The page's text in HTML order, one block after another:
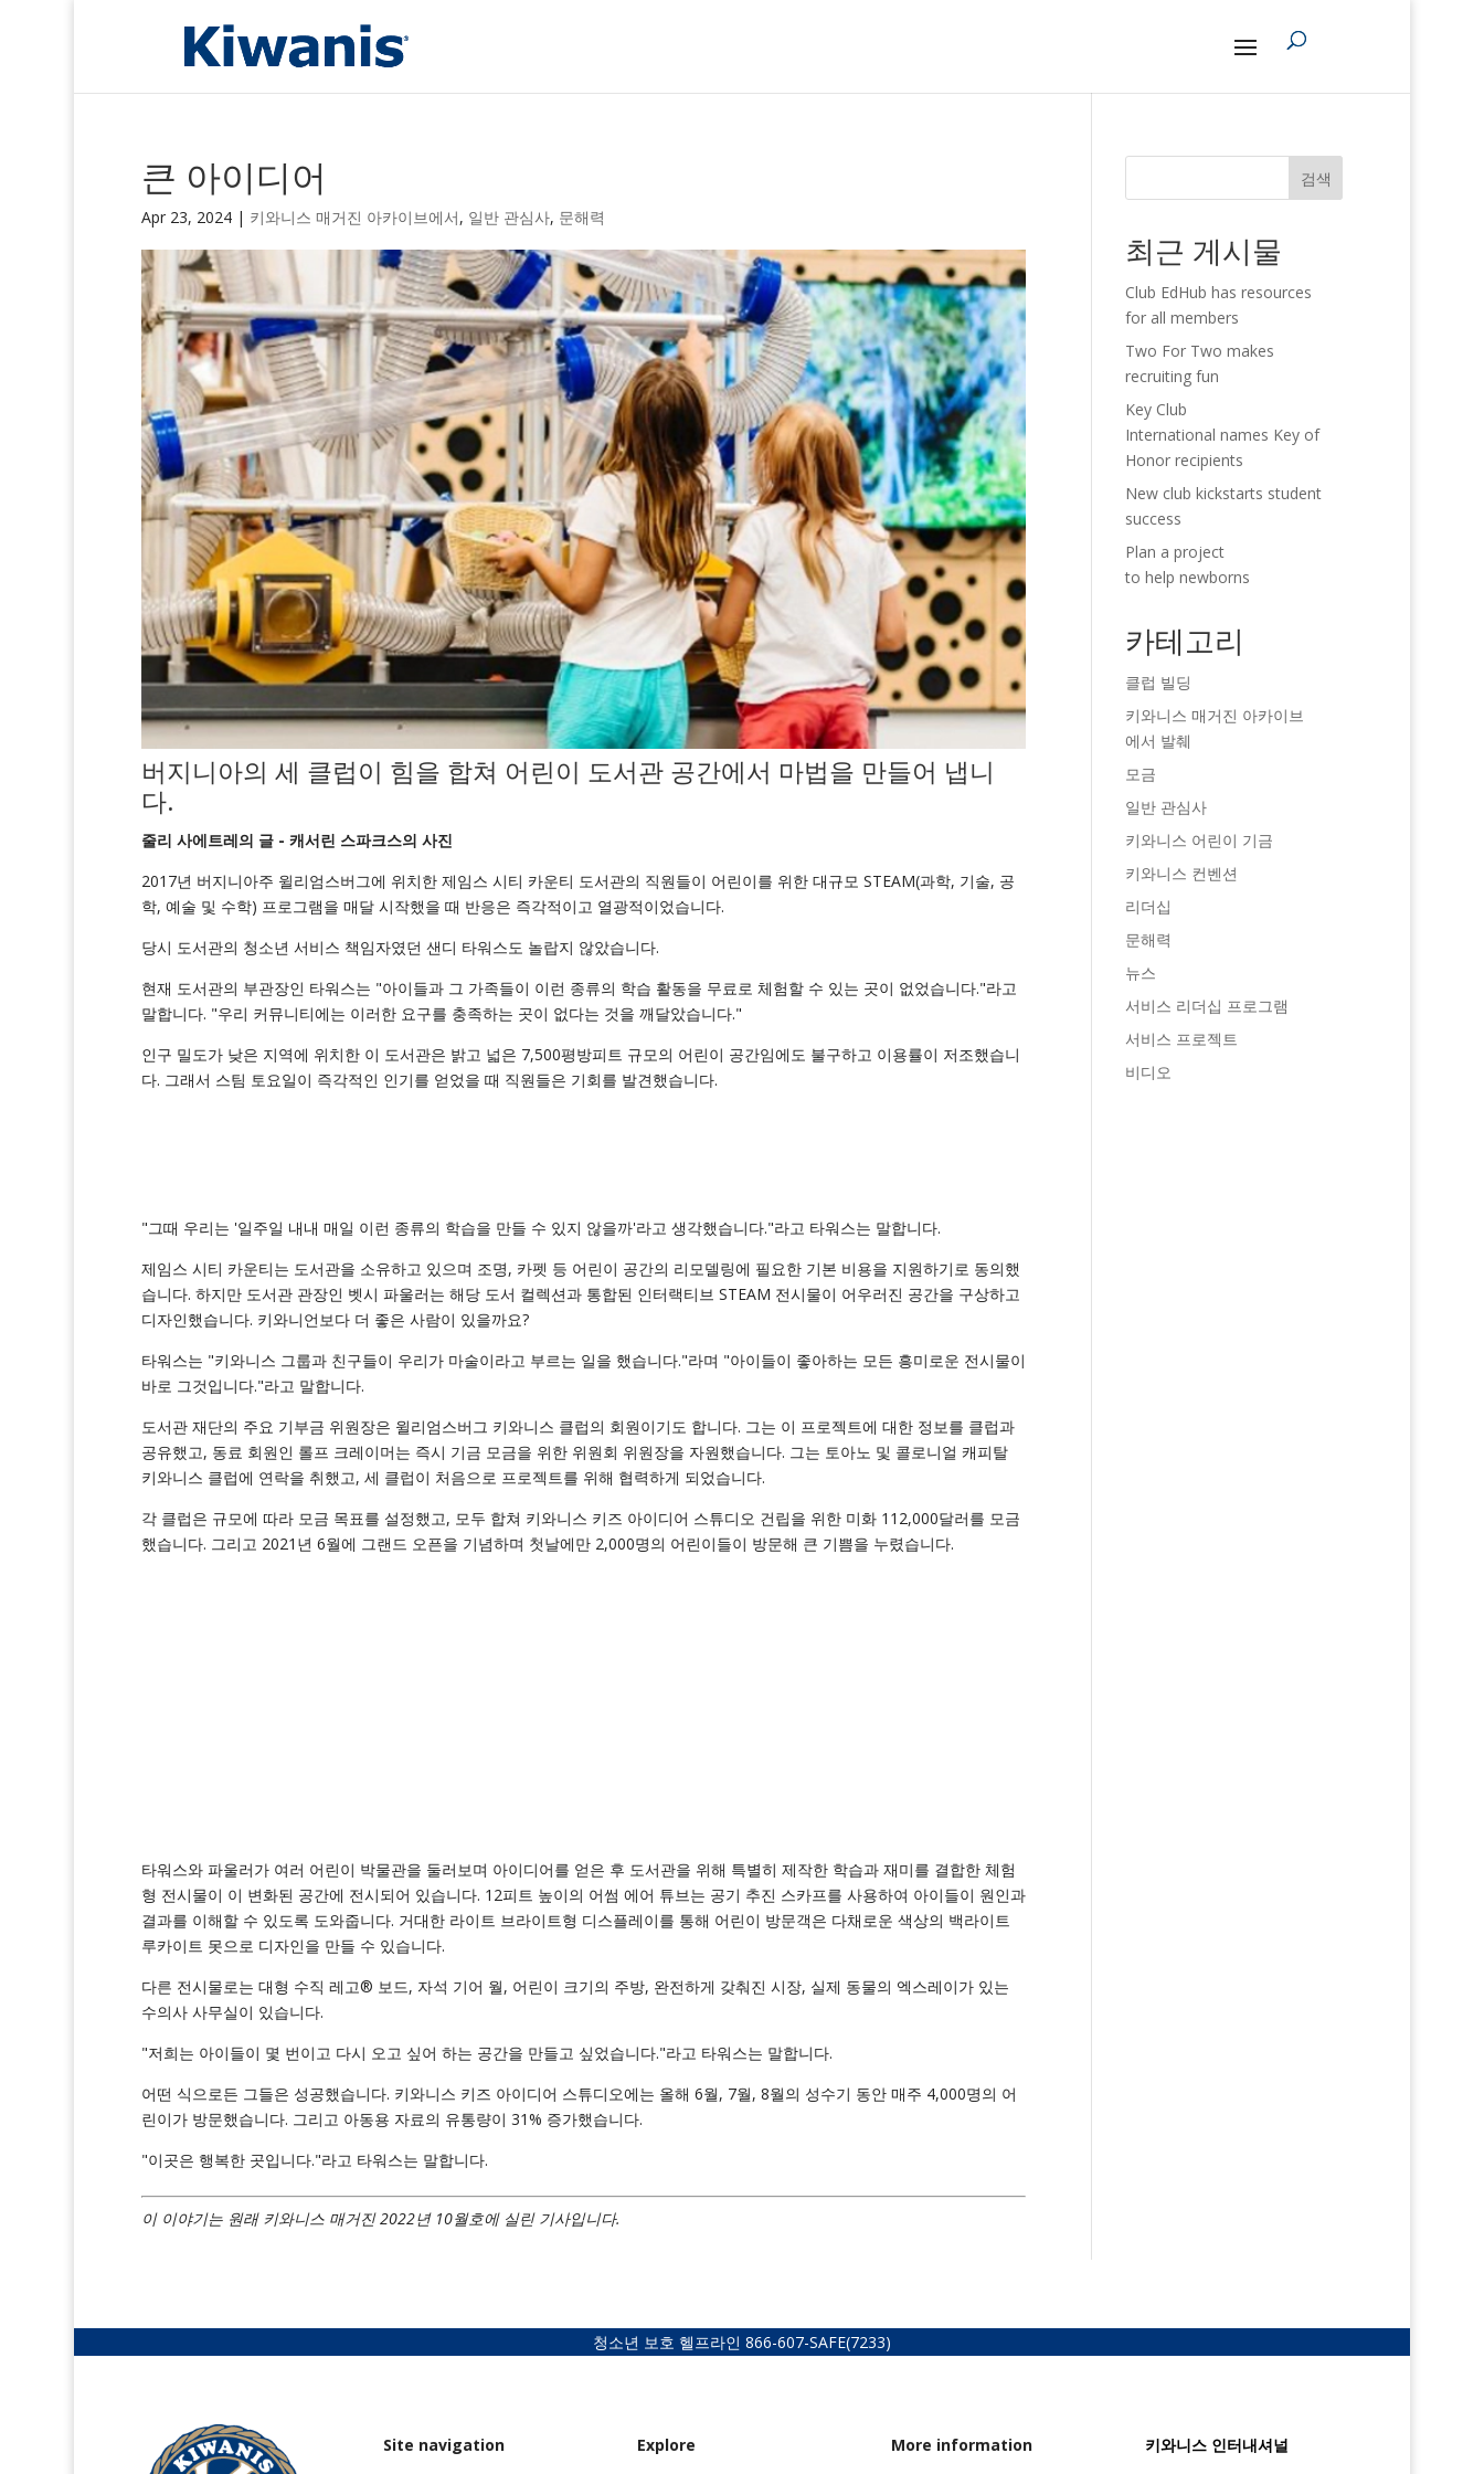
큰 아이디어
Apr 23, 2024| 키와니스 매거진 아카이브에서, 일반 관심사, 문해력
버지니아의 세 클럽이 힘을 합쳐 어린이 도서관 공간에서 마법을 만들어 냅니
다.
줄리 사에트레의 글 - 캐서린 스파크스의 사진
2017년 버지니아주 윌리엄스버그에 위치한 제임스 시티 카운티 도서관의 직원들이 어린이를 위한 대규모 STEAM(과학, 기술, 공
학, 예술 및 수학) 프로그램을 매달 시작했을 때 반응은 즉각적이고 열광적이었습니다.
당시 도서관의 청소년 서비스 책임자였던 샌디 타워스도 놀랍지 않았습니다.
현재 도서관의 부관장인 타워스는 "아이들과 그 가족들이 이런 종류의 학습 활동을 무료로 체험할 수 있는 곳이 없었습니다."라고
말합니다. "우리 커뮤니티에는 이러한 요구를 충족하는 곳이 없다는 것을 깨달았습니다."
인구 밀도가 낮은 지역에 위치한 이 도서관은 밝고 넓은 7,500평방피트 규모의 어린이 공간임에도 불구하고 이용률이 저조했습니
다. 그래서 스팀 토요일이 즉각적인 인기를 얻었을 때 직원들은 기회를 발견했습니다.
"그때 우리는 '일주일 내내 매일 이런 종류의 학습을 만들 수 있지 않을까'라고 생각했습니다."라고 타워스는 말합니다.
제임스 시티 카운티는 도서관을 소유하고 있으며 조명, 카펫 등 어린이 공간의 리모델링에 필요한 기본 비용을 지원하기로 동의했
습니다. 하지만 도서관 관장인 벳시 파울러는 해당 도서 컬렉션과 통합된 인터랙티브 STEAM 전시물이 어우러진 공간을 구상하고
디자인했습니다. 키와니언보다 더 좋은 사람이 있을까요?
타워스는 "키와니스 그룹과 친구들이 우리가 마술이라고 부르는 일을 했습니다."라며 "아이들이 좋아하는 모든 흥미로운 전시물이
바로 그것입니다."라고 말합니다.
도서관 재단의 주요 기부금 위원장은 윌리엄스버그 키와니스 클럽의 회원이기도 합니다. 그는 이 프로젝트에 대한 정보를 클럽과
공유했고, 동료 회원인 롤프 크레이머는 즉시 기금 모금을 위한 위원회 위원장을 자원했습니다. 그는 토아노 및 콜로니얼 캐피탈
키와니스 클럽에 연락을 취했고, 세 클럽이 처음으로 프로젝트를 위해 협력하게 되었습니다.
각 클럽은 규모에 따라 모금 목표를 설정했고, 모두 합쳐 키와니스 키즈 아이디어 스튜디오 건립을 위한 미화 112,000달러를 모금
했습니다. 그리고 2021년 6월에 그랜드 오픈을 기념하며 첫날에만 2,000명의 어린이들이 방문해 큰 기쁨을 누렸습니다.
타워스와 파울러가 여러 어린이 박물관을 둘러보며 아이디어를 얻은 후 도서관을 위해 특별히 제작한 학습과 재미를 결합한 체험
형 전시물이 이 변화된 공간에 전시되어 있습니다. 12피트 높이의 어썸 에어 튜브는 공기 추진 스카프를 사용하여 아이들이 원인과
결과를 이해할 수 있도록 도와줍니다. 거대한 라이트 브라이트형 디스플레이를 통해 어린이 방문객은 다채로운 색상의 백라이트
루카이트 못으로 디자인을 만들 수 있습니다.
다른 전시물로는 대형 수직 레고® 보드, 자석 기어 월, 어린이 크기의 주방, 완전하게 갖춰진 시장, 실제 동물의 엑스레이가 있는
수의사 사무실이 있습니다.
"저희는 아이들이 몇 번이고 다시 오고 싶어 하는 공간을 만들고 싶었습니다."라고 타워스는 말합니다.
어떤 식으로든 그들은 성공했습니다. 키와니스 키즈 아이디어 스튜디오에는 올해 6월, 7월, 8월의 성수기 동안 매주 4,000명의 어
린이가 방문했습니다. 그리고 아동용 자료의 유통량이 31% 증가했습니다.
"이곳은 행복한 곳입니다."라고 타워스는 말합니다.
이 이야기는 원래 키와니스 매거진 2022년 10월호에 실린 기사입니다.
검색
최근 게시물
Club EdHub has resources
for all members
Two For Two makes
recruiting fun
Key Club
International names Key of
Honor recipients
New club kickstarts student
success
Plan a project
to help newborns
카테고리
클럽 빌딩
키와니스 매거진 아카이브
에서 발췌
모금
일반 관심사
키와니스 어린이 기금
키와니스 컨벤션
리더십
문해력
뉴스
서비스 리더십 프로그램
서비스 프로젝트
비디오
청소년 보호 헬프라인 866-607-SAFE(7233)
Site navigation
Explore
More information
키와니스 인터내셔널